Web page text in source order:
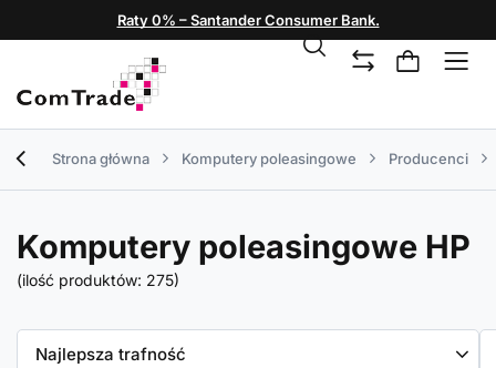
Raty 0% – Santander Consumer Bank.
Strona główna Komputery poleasingowe Producenci
Komputery poleasingowe HP
(ilość produktów: 275)
Zmień sortowanie
Najlepsza trafność